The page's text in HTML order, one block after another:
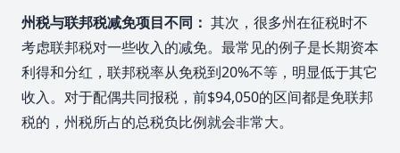
州税与联邦税减免项目不同： 其次，很多州在征税时不
考虑联邦税对一些收入的减免。最常见的例子是长期资本
利得和分红，联邦税率从免税到20%不等，明显低于其它
收入。对于配偶共同报税，前$94,050的区间都是免联邦
税的，州税所占的总税负比例就会非常大。